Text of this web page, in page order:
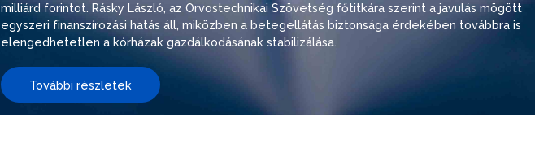
milliárd forintot. Rásky László, az Orvostechnikai Szövetség főtitkára szerint a javulás mögött
egyszeri finanszírozási hatás áll, miközben a betegellátás biztonsága érdekében továbbra is
elengedhetetlen a kórházak gazdálkodásának stabilizálása.
További részletek